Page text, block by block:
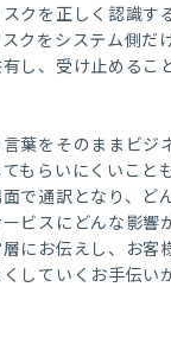
クを正しく認識す
クをシステム側だ
し、受け止めるこ
葉をそのままビジ
もらいにくいこと
で通訳となり、ど
ビスにどんな影響
にお伝えし、お客
していくお手伝い